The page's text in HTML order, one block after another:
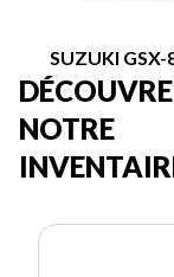
SUZUKI GSX-
NOTRE